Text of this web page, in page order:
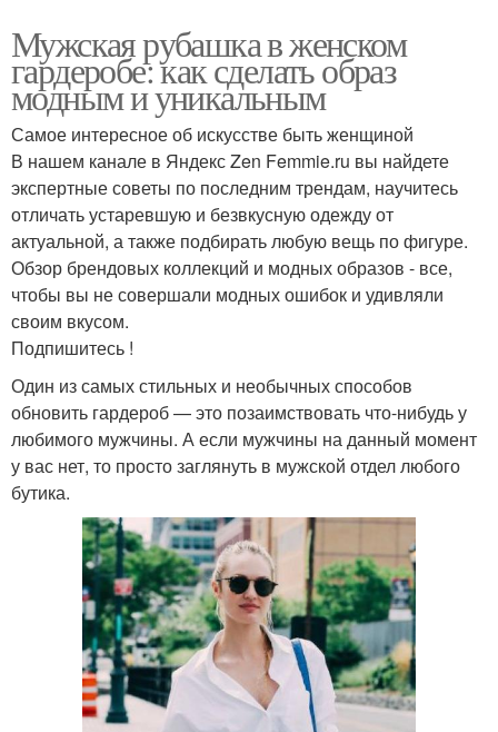
Мужская рубашка в женском
гардеробе: как сделать образ
модным и уникальным
Самое интересное об искусстве быть женщиной
В нашем канале в Яндекс Zen Femmie.ru вы найдете
экспертные советы по последним трендам, научитесь
отличать устаревшую и безвкусную одежду от
актуальной, а также подбирать любую вещь по фигуре.
Обзор брендовых коллекций и модных образов - все,
чтобы вы не совершали модных ошибок и удивляли
своим вкусом.
Подпишитесь !
Один из самых стильных и необычных способов
обновить гардероб — это позаимствовать что-нибудь у
любимого мужчины. А если мужчины на данный момент
у вас нет, то просто заглянуть в мужской отдел любого
бутика.